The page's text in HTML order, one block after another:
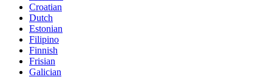
Croatian
Dutch
Estonian
Filipino
Finnish
Frisian
Galician